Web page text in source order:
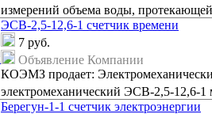
измерений объема воды,
ЭСВ-2,5-12,6-1 счетчик времени
7 руб.
Объявление Компании
КОЭМЗ продает:
электромеханический ЭСВ-2,5-12,6-
Берегун-1-1 счетчик электроэнергии